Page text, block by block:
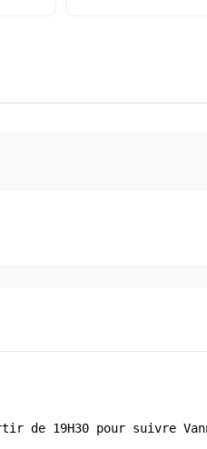
de 19H30 pour suivre